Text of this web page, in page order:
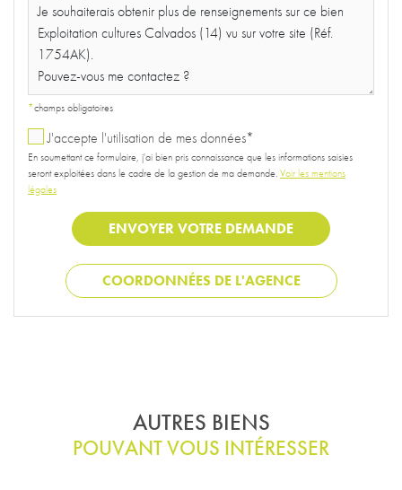
*champs obligatoires
J'accepte l'utilisation de mes données*
En soumettant ce formulaire, j'ai bien pris connaissance que les informations saisies
seront exploitées dans le cadre de la gestion de ma demande.Voir les mentions
légales
COORDONNÉES DE L'AGENCE
AUTRES BIENS
POUVANT VOUS INTÉRESSER